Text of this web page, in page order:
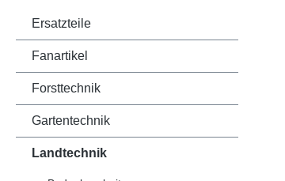
Ersatzteile
Fanartikel
Forsttechnik
Gartentechnik
Landtechnik